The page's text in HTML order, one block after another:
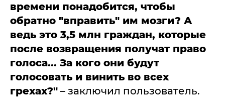
времени понадобится, чтобы
обратно "вправить" им мозги? А
ведь это 3,5 млн граждан, которые
после возвращения получат право
голоса... За кого они будут
голосовать и винить во всех
грехах?" – заключил пользователь.